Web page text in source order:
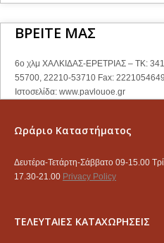
ΒΡΕΙΤΕ ΜΑΣ
6ο χλμ ΧΑΛΚΙΔΑΣ-ΕΡΕΤΡΙΑΣ – ΤΚ:
55700, 22210-53710 Fax:
Ιστοσελίδα: www.pavlouoe.gr
Ωράριο Καταστήματος
Δευτέρα-Τετάρτη-Σάββατο 09-15.00
17.30-21.00 Privacy Policy
ΤΕΛΕΥΤΑΙΕΣ ΚΑΤΑΧΩΡΗΣΕΙΣ